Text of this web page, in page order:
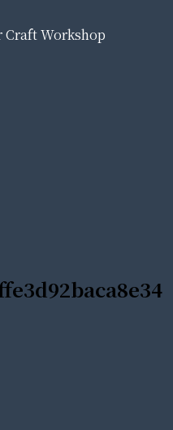
Craft Workshop